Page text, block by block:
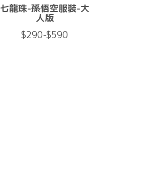
七龍珠-孫悟空服裝-大
人版
$290-$590